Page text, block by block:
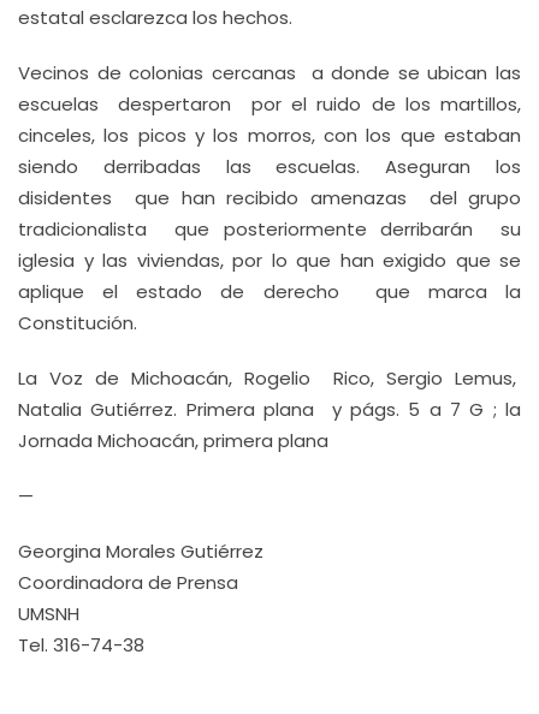
estatal esclarezca los hechos.
Vecinos de colonias cercanas a donde se ubican las
escuelas despertaron por el ruido de los martillos,
cinceles, los picos y los morros, con los que estaban
siendo derribadas las escuelas. Aseguran los
disidentes que han recibido amenazas del grupo
tradicionalista que posteriormente derribarán su
iglesia y las viviendas, por lo que han exigido que se
aplique el estado de derecho que marca la
Constitución.
La Voz de Michoacán, Rogelio Rico, Sergio Lemus,
Natalia Gutiérrez. Primera plana y págs. 5 a 7 G ; la
Jornada Michoacán, primera plana
—
Georgina Morales Gutiérrez
Coordinadora de Prensa
UMSNH
Tel. 316-74-38